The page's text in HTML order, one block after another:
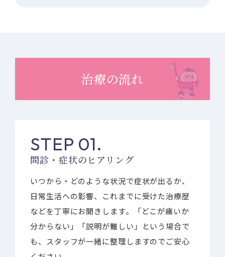
治療の流れ
STEP 01.
問診・症状のヒアリング
いつから・どのような状況で症状が出るか、
日常生活への影響、これまでに受けた治療歴
などを丁寧にお聞きします。「どこが痛いか
分からない」「説明が難しい」という場合で
も、スタッフが一緒に整理しますのでご安心